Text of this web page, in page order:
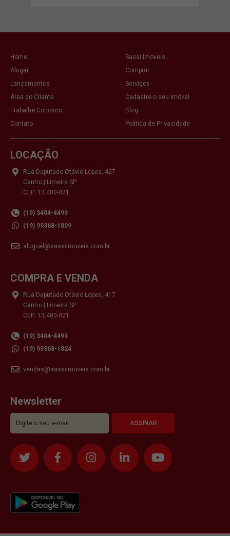
Home
Sassi Imóveis
Alugar
Comprar
Lançamentos
Serviços
Área do Cliente
Cadastre o seu Imóvel
Trabalhe Conosco
Blog
Contato
Política de Privacidade
LOCAÇÃO
Rua Deputado Otávio Lopes, 427
Centro | Limeira SP
CEP: 13.480-021
(19) 3404-4499
(19) 99368-1809
aluguel@sassiimoveis.com.br
COMPRA E VENDA
Rua Deputado Otávio Lopes, 417
Centro | Limeira SP
CEP: 13.480-021
(19) 3404-4499
(19) 99368-1824
vendas@sassiimoveis.com.br
Newsletter